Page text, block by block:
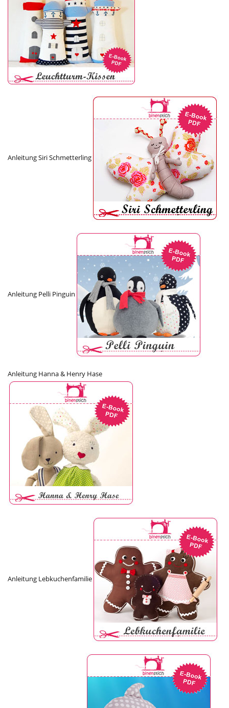
Anleitung Siri Schmetterling
Anleitung Pelli Pinguin
Anleitung Hanna & Henry Hase
Anleitung Lebkuchenfamilie